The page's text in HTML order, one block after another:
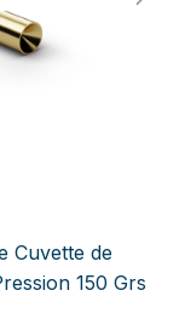
Cuvette de
150 Grs